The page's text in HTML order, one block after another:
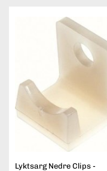
Lyktsarg Nedre Clips -